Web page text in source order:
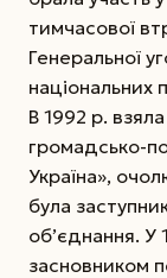
тимчасової
Генеральної
національних
В 1992 р. взяла
громадсько-
Україна»,
була
об’єднання. У
засновником